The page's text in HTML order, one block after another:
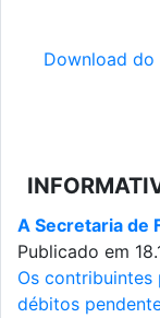
Download
A Secretaria de
Publicado em
Os
débitos